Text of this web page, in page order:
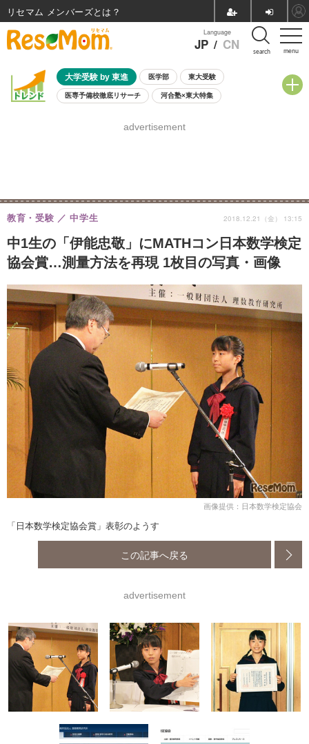
menu
Language
JP / CN search
大学受験 by 東進 医学部 東大受験
医専予備校徹底リサーチ 河合塾×東大特集
8月開催学校説明会・相談会
advertisement
中1生の「伊能忠敬」にMATHコン日本数学検定
協会賞…測量方法を再現 1枚目の写真・画像
教育・受験 中学生 2018.12.21（金） 13:15
画像提供：日本数学検定協会
「日本数学検定協会賞」表彰のようす
この記事へ戻る
advertisement
リセマム メンバーズ